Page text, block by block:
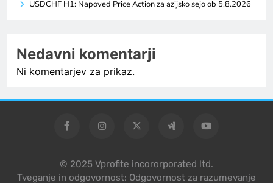
USDCHF H1: Napoved Price Action za azijsko sejo ob 5.8.2026
Nedavni komentarji
Ni komentarjev za prikaz.
© 2025 Vprofite incororporated ltd.
Tveganje in odgovornost: Odgovornost za razumevanje